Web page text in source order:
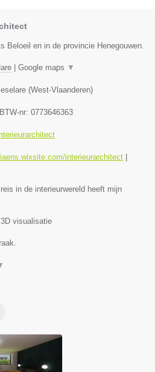
Beloeil en in de provincie Henegouwen.
Google maps ▼
(West-Vlaanderen)
nr: 0773646363
interieurarchitect
in de interieurwereld heeft mijn
visualisatie